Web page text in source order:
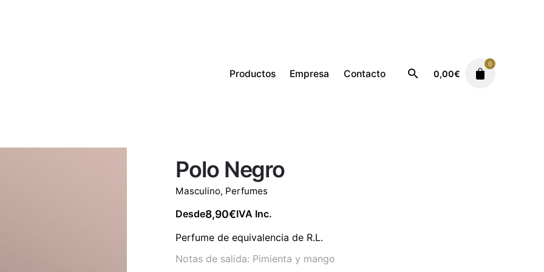
Productos Empresa Contacto 0,00€
0
Polo Negro
Masculino, Perfumes
Desde8,90€IVA Inc.
Perfume de equivalencia de R.L.
Notas de salida: Pimienta y mango